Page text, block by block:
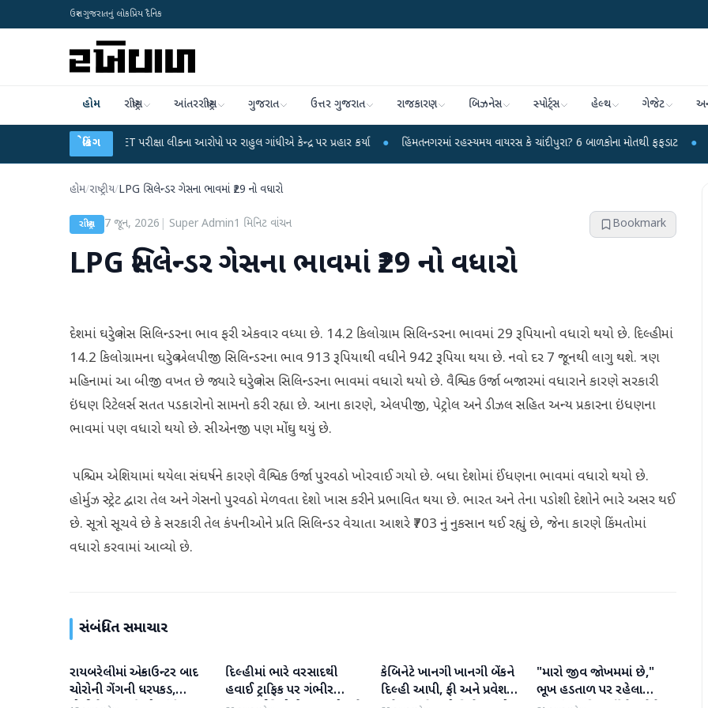
ઉત્તર ગુજરાતનું લોકપ્રિય દૈનિક
હોમ રાષ્ટ્રીય આંતરરાષ્ટ્રીય ગુજરાત ઉત્તર ગુજરાત રાજકારણ બિઝનેસ સ્પોર્ટ્સ હેલ્થ ગેજેટ
બ્રેકિંગ
UGC-NET પરીક્ષા લીકના આરોપો પર રાહુલ ગાંધીએ કેન્દ્ર પર પ્રહાર કર્યા ● હિંમતનગરમાં રહસ્યમય વાયરસ કે ચાંદીપુરા? 6 બાળકોના મોતથી ફફડાટ ● હવામાન
હોમ/રાષ્ટ્રીય/LPG સિલેન્ડર ગેસના ભાવમાં ₹29 નો વધારો
રાષ્ટ્રીય 7 જૂન, 2026 Super Admin1 મિનિટ વાંચન Bookmark
LPG સિલેન્ડર ગેસના ભાવમાં ₹29 નો વધારો
દેશમાં ઘરેલુ ગેસ સિલિન્ડરના ભાવ ફરી એકવાર વધ્યા છે. 14.2 કિલોગ્રામ સિલિન્ડરના ભાવમાં 29 રૂપિયાનો વધારો થયો છે. દિલ્હીમાં
14.2 કિલોગ્રામના ઘરેલુ એલપીજી સિલિન્ડરના ભાવ 913 રૂપિયાથી વધીને 942 રૂપિયા થયા છે. નવો દર 7 જૂનથી લાગુ થશે. ત્રણ
મહિનામાં આ બીજી વખત છે જ્યારે ઘરેલુ ગેસ સિલિન્ડરના ભાવમાં વધારો થયો છે. વૈશ્વિક ઉર્જા બજારમાં વધારાને કારણે સરકારી
ઇંધણ રિટેલર્સ સતત પડકારોનો સામનો કરી રહ્યા છે. આના કારણે, એલપીજી, પેટ્રોલ અને ડીઝલ સહિત અન્ય પ્રકારના ઇંધણના
ભાવમાં પણ વધારો થયો છે. સીએનજી પણ મોંઘુ થયું છે.
પશ્ચિમ એશિયામાં થયેલા સંઘર્ષને કારણે વૈશ્વિક ઉર્જા પુરવઠો ખોરવાઈ ગયો છે. બધા દેશોમાં ઈંધણના ભાવમાં વધારો થયો છે.
હોર્મુઝ સ્ટ્રેટ દ્વારા તેલ અને ગેસનો પુરવઠો મેળવતા દેશો ખાસ કરીને પ્રભાવિત થયા છે. ભારત અને તેના પડોશી દેશોને ભારે અસર થઈ
છે. સૂત્રો સૂચવે છે કે સરકારી તેલ કંપનીઓને પ્રતિ સિલિન્ડર વેચાતા આશરે ₹703 નું નુકસાન થઈ રહ્યું છે, જેના કારણે કિંમતોમાં
વધારો કરવામાં આવ્યો છે.
સંબંધિત સમાચાર
રાષ્ટ્રીય
રાયબરેલીમાં એન્કાઉન્ટર બાદ
ચોરોની ગેંગની ધરપકડ,
રાષ્ટ્રીય
દિલ્હીમાં ભારે વરસાદથી
હવાઈ ટ્રાફિક પર ગંભીર
રાષ્ટ્રીય
કેબિનેટે ખાનગી ખાનગી બેંકને
દિલ્હી આપી, ફી અને પ્રવેશ
રાષ્ટ્રીય
"મારો જીવ જોખમમાં છે,"
ભૂખ હડતાળ પર રહેલા